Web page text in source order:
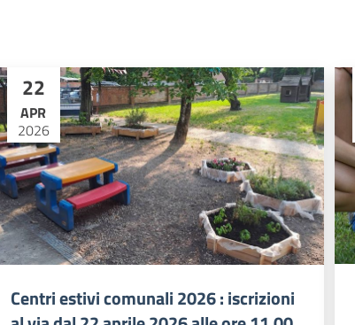
22
APR
2026
Centri estivi comunali 2026 : iscrizioni